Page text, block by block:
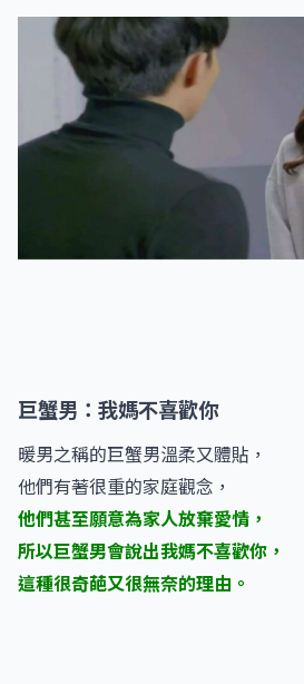
巨蟹男：我媽不喜歡你
暖男之稱的巨蟹男溫柔又體貼，
他們有著很重的家庭觀念，
他們甚至願意為家人放棄愛情，
所以巨蟹男會說出我媽不喜歡你，
這種很奇葩又很無奈的理由。